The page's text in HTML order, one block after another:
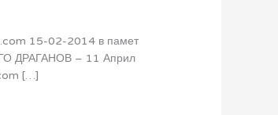
15-02-2014 в памет
ДРАГАНОВ – 11 Април
[…]